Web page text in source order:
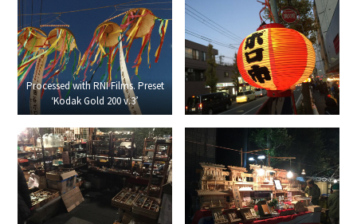
Processed with RNI Films. Preset
‘Kodak Gold 200 v.3’